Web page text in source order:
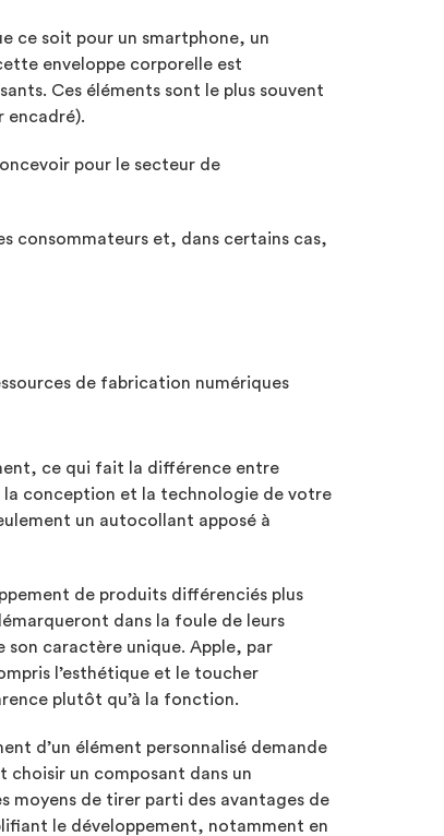
ce soit pour un smartphone, un
enveloppe corporelle est
Ces éléments sont le plus souvent
encadré).
pour le secteur de
consommateurs et, dans certains cas,
de fabrication numériques
ce qui fait la différence entre
la conception et la technologie de votre
un autocollant apposé à
de produits différenciés plus
dans la foule de leurs
son caractère unique. Apple, par
l’esthétique et le toucher
plutôt qu’à la fonction.
d’un élément personnalisé demande
choisir un composant dans un
moyens de tirer parti des avantages de
le développement, notamment en